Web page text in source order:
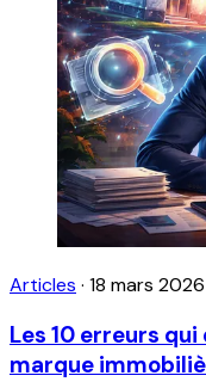
Articles · 18 mars 2026
Les 10 erreurs
marque